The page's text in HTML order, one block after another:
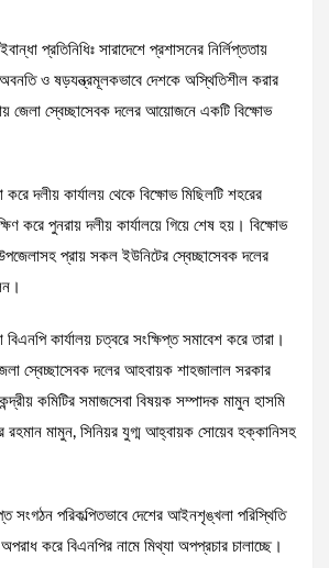
প্রতিনিধিঃ সারাদেশে প্রশাসনের নির্লিপ্ততায়
ও ষড়যন্ত্রমূলকভাবে দেশকে অস্থিতিশীল করার
জেলা স্বেচ্ছাসেবক দলের আয়োজনে একটি বিক্ষোভ
করে দলীয় কার্যালয় থেকে বিক্ষোভ মিছিলটি শহরের
করে পুনরায় দলীয় কার্যালয়ে গিয়ে শেষ হয়। বিক্ষোভ
প্রায় সকল ইউনিটের স্বেচ্ছাসেবক দলের
বিএনপি কার্যালয় চত্বরে সংক্ষিপ্ত সমাবেশ করে তারা।
স্বেচ্ছাসেবক দলের আহবায়ক শাহজালাল সরকার
কমিটির সমাজসেবা বিষয়ক সম্পাদক মামুন হাসমি
রহমান মামুন, সিনিয়র যুগ্ম আহ্বায়ক সোয়েব হক্কানিসহ
সংগঠন পরিকল্পিতভাবে দেশের আইনশৃঙ্খলা পরিস্থিতি
করে বিএনপির নামে মিথ্যা অপপ্রচার চালাচ্ছে।